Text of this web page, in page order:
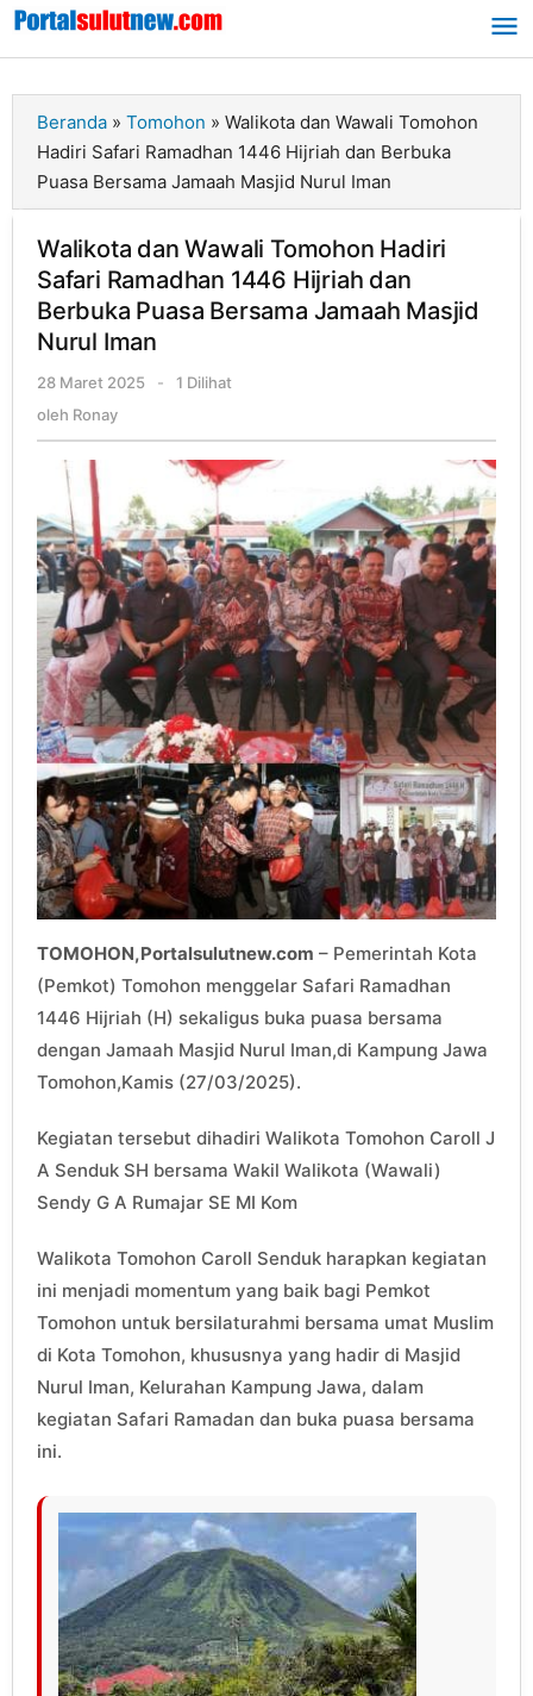
Lewati
Beranda » Tomohon » Walikota dan Wawali Tomohon
Hadiri Safari Ramadhan 1446 Hijriah dan Berbuka
Puasa Bersama Jamaah Masjid Nurul Iman
Walikota dan Wawali Tomohon Hadiri
Safari Ramadhan 1446 Hijriah dan
Berbuka Puasa Bersama Jamaah Masjid
Nurul Iman
28 Maret 2025
oleh
-
1 Dilihat
oleh Ronay
TOMOHON,Portalsulutnew.com – Pemerintah Kota
(Pemkot) Tomohon menggelar Safari Ramadhan
1446 Hijriah (H) sekaligus buka puasa bersama
dengan Jamaah Masjid Nurul Iman,di Kampung Jawa
Tomohon,Kamis (27/03/2025).
Kegiatan tersebut dihadiri Walikota Tomohon Caroll J
A Senduk SH bersama Wakil Walikota (Wawali)
Sendy G A Rumajar SE MI Kom
Walikota Tomohon Caroll Senduk harapkan kegiatan
ini menjadi momentum yang baik bagi Pemkot
Tomohon untuk bersilaturahmi bersama umat Muslim
di Kota Tomohon, khususnya yang hadir di Masjid
Nurul Iman, Kelurahan Kampung Jawa, dalam
kegiatan Safari Ramadan dan buka puasa bersama
ini.